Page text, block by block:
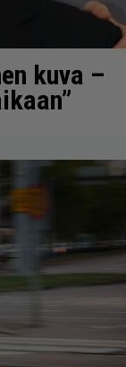
kuva –